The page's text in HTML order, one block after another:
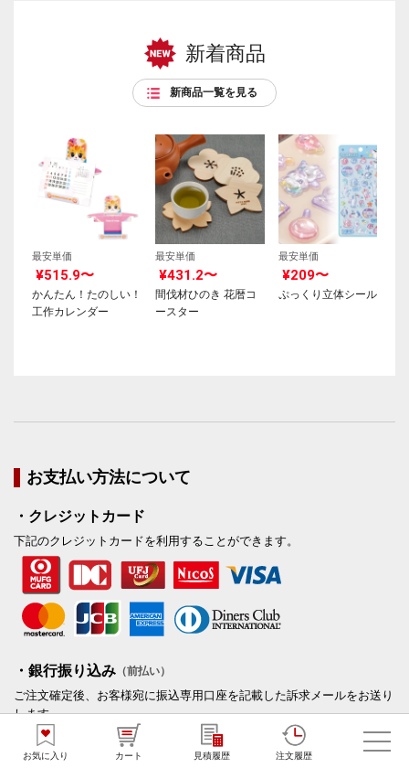
お気に入り カート 見積履歴 注文履歴
新着商品
新商品一覧を見る
最安単価
¥515.9〜
かんたん！たのしい！
工作カレンダー
最安単価
¥431.2〜
間伐材ひのき 花暦コ
ースター
最安単価
¥209〜
ぷっくり立体シール
お支払い方法について
・クレジットカード
下記のクレジットカードを利用することができます。
・銀行振り込み （前払い）
ご注文確定後、お客様宛に振込専用口座を記載した訴求メールをお送り
します。
適格請求書発行事業者登録番号：T6210001003017